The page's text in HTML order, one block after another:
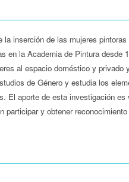
inserción de las mujeres
en la Academia de Pintura
al espacio doméstico y
de Género y estudia los
El aporte de esta investigación
participar y obtener